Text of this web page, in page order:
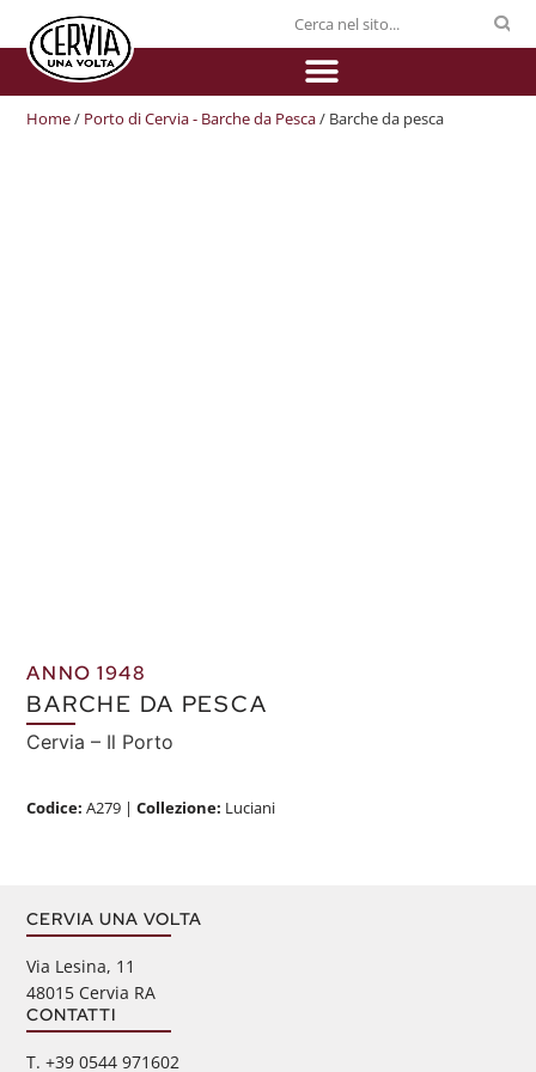
Home/ Porto di Cervia - Barche da Pesca/ Barche da pesca
ANNO 1948
BARCHE DA PESCA
Cervia – Il Porto
Codice:A279 |Collezione: Luciani
CERVIA UNA VOLTA
Via Lesina, 11
48015 Cervia RA
CONTATTI
‭T. +39 0544 971602